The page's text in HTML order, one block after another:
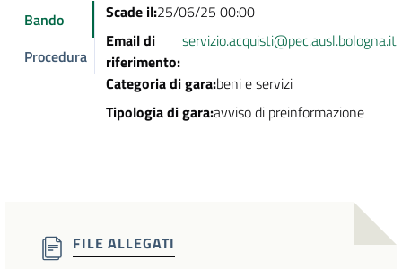
Bando
Procedura
Scade il:25/06/25 00:00
Email di
riferimento:
servizio.acquisti@pec.ausl.bologna.it
Categoria di gara:beni e servizi
Tipologia di gara:avviso di preinformazione
FILE ALLEGATI